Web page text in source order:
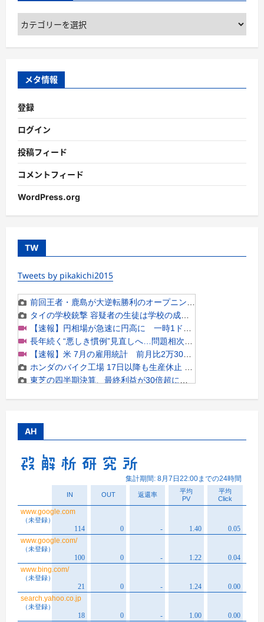
カ
テ
ゴ
ー
メタ情報
登録
ログイン
投稿フィード
コメントフィード
WordPress.org
TW
Tweets by pikakichi2015
AH